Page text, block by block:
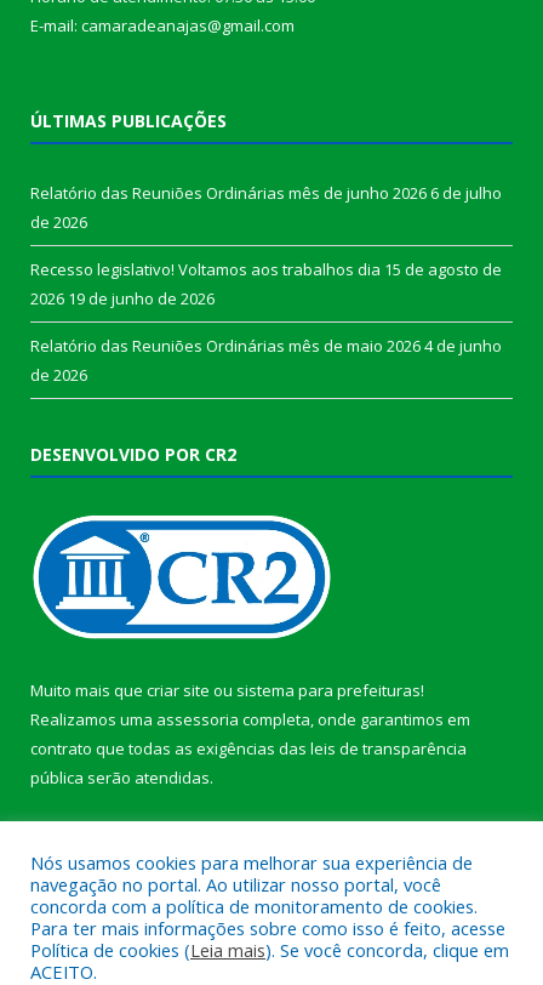
E-mail: camaradeanajas@gmail.com
ÚLTIMAS PUBLICAÇÕES
Relatório das Reuniões Ordinárias mês de junho 20266 de julho
de 2026
Recesso legislativo! Voltamos aos trabalhos dia 15 de agosto de
2026 19 de junho de 2026
Relatório das Reuniões Ordinárias mês de maio 20264 de junho
de 2026
DESENVOLVIDO POR CR2
Muito mais que criar site ou sistema para prefeituras!
Realizamos uma assessoria completa, onde garantimos em
contrato que todas as exigências das leis de transparência
pública serão atendidas.
Todos os direitos reservados a Câmara Municipal de Anajás.
Nós usamos cookies para melhorar sua experiência de
navegação no portal. Ao utilizar nosso portal, você
concorda com a política de monitoramento de cookies.
Para ter mais informações sobre como isso é feito, acesse
Política de cookies (Leia mais). Se você concorda, clique em
ACEITO.